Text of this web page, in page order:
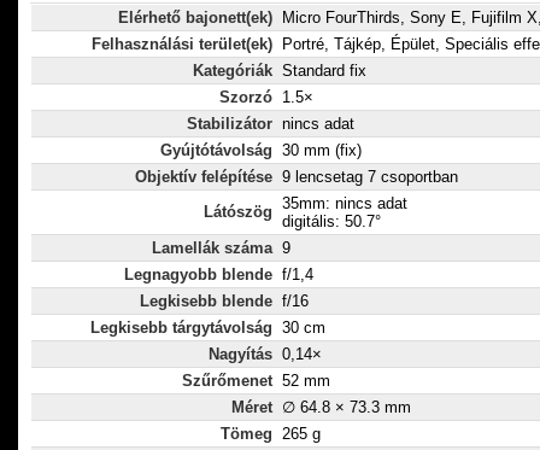
Elérhető bajonett(ek)
Micro FourThirds, Sony E, Fujifilm
Felhasználási terület(ek)
Portré, Tájkép, Épület, Speciális
Kategóriák Standard fix
Szorzó 1.5×
Stabilizátor nincs adat
Gyújtótávolság 30 mm (fix)
Objektív felépítése 9 lencsetag 7 csoportban
Látószög 35mm: nincs adat
digitális: 50.7°
Lamellák száma 9
Legnagyobb blende f/1,4
Legkisebb blende f/16
Legkisebb tárgytávolság 30 cm
Nagyítás 0,14×
Szűrőmenet 52 mm
Méret ∅ 64.8 × 73.3 mm
Tömeg 265 g